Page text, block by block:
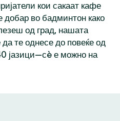
кои сакаат кафе
добар во бадминтон како
од град, нашата
те однесе до повеќе од
јазици—сè е можно на